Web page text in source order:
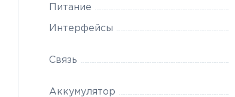
Питание
Интерфейсы
Связь
Аккумулятор